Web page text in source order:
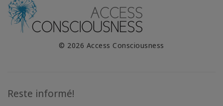
© 2026 Access Consciousness
Reste informé!